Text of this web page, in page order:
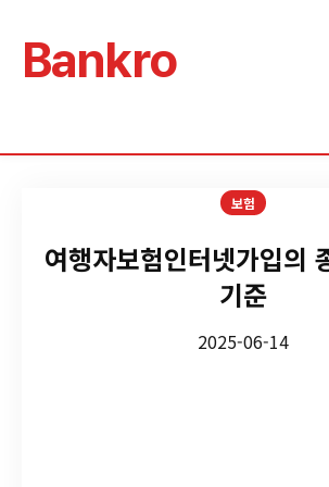
Bankro
보험
여행자보험인터넷가입의
기준
2025-06-14